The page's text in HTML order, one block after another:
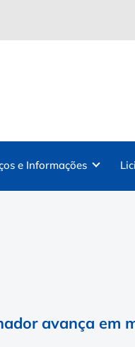
e Informações
avança em